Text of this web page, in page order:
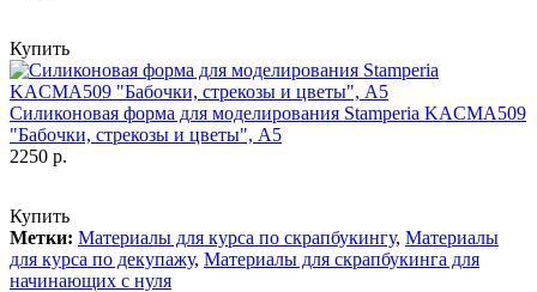
Купить
Силиконовая форма для моделирования Stamperia KACMA509
"Бабочки, стрекозы и цветы", А5
2250 р.
Купить
Метки: Материалы для курса по скрапбукингу, Материалы
для курса по декупажу, Материалы для скрапбукинга для
начинающих с нуля